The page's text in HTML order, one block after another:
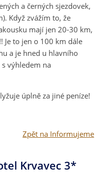
a černých sjezdovek,
Když zvážím to, že
mají jen 20-30 km,
Je to jen o 100 km dále
a je hned u hlavního
s výhledem na
úplně za jiné peníze!
Zpět na Informujeme
Krvavec 3*